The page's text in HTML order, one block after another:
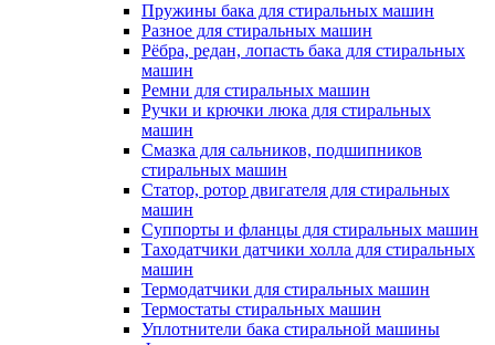
Пружины бака для стиральных машин
Разное для стиральных машин
Рёбра, редан, лопасть бака для стиральных
машин
Ремни для стиральных машин
Ручки и крючки люка для стиральных
машин
Смазка для сальников, подшипников
стиральных машин
Статор, ротор двигателя для стиральных
машин
Суппорты и фланцы для стиральных машин
Таходатчики датчики холла для стиральных
машин
Термодатчики для стиральных машин
Термостаты стиральных машин
Уплотнители бака стиральной машины